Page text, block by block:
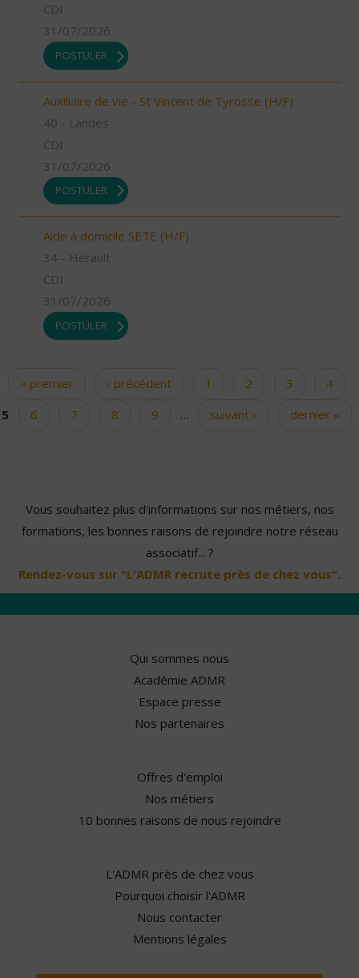
CDI
31/07/2026
POSTULER
Auxiliaire de vie - St Vincent de Tyrosse (H/F)
40 - Landes
CDI
31/07/2026
POSTULER
Aide à domicile SETE (H/F)
34 - Hérault
CDI
31/07/2026
POSTULER
Pages
« premier ‹ précédent 1 2 3
4
5
6 7 8 9 … suivant › dernier »
Vous souhaitez plus d'informations sur nos métiers, nos
formations, les bonnes raisons de rejoindre notre réseau
associatif... ?
Rendez-vous sur "L'ADMR recrute près de chez vous".
Qui sommes nous
Académie ADMR
Espace presse
Nos partenaires
Offres d'emploi
Nos métiers
10 bonnes raisons de nous rejoindre
L'ADMR près de chez vous
Pourquoi choisir l'ADMR
Nous contacter
Mentions légales